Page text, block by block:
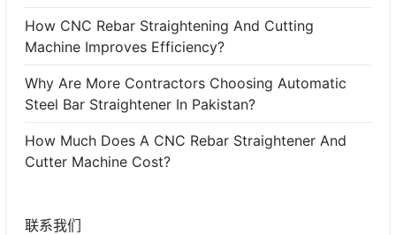
How CNC Rebar Straightening And Cutting
Machine Improves Efficiency?
Why Are More Contractors Choosing Automatic
Steel Bar Straightener In Pakistan?
How Much Does A CNC Rebar Straightener And
Cutter Machine Cost?
联系我们